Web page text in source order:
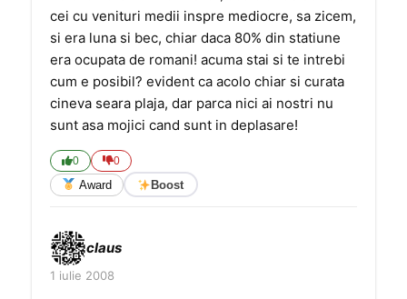
cei cu venituri medii inspre mediocre, sa zicem,
si era luna si bec, chiar daca 80% din statiune
era ocupata de romani! acuma stai si te intrebi
cum e posibil? evident ca acolo chiar si curata
cineva seara plaja, dar parca nici ai nostri nu
sunt asa mojici cand sunt in deplasare!
0 0
Award Boost
claus
1 iulie 2008